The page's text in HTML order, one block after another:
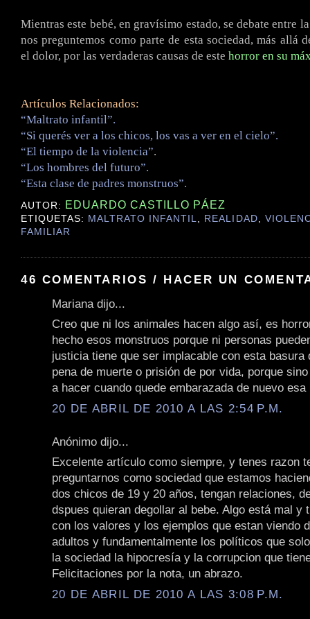
Mientras este bebé, en gravísimo estado, se debate entre
nos preguntemos como parte de esta sociedad, más allá
el dolor, por las verdaderas causas de este horror en su
Artículos Relacionados:
“Maltrato infantil”.
“Si querés ver a los chicos, los vas a ver en el cielo”.
“El tiempo de la violencia”.
“Los hombres del futuro”.
“Esta clase de padres monstruos”.
AUTOR: EDUARDO CASTILLO PÁEZ
ETIQUETAS: MALTRATO INFANTIL, REALIDAD,
FAMILIAR
46 COMENTARIOS / HACER UN
Mariana dijo...
Creo que ni los animales hacen algo así, es
hecho esos monstruos porque ni personas
justicia tiene que ser implacable con esta basura
pena de muerte o prisión de por vida, porque
a hacer cuando quede embarazada de nuevo esa
20 DE ABRIL DE 2010 A LAS 2:54 P.M.
Anónimo dijo...
Excelente artículo como siempre, y tenes razon
preguntarnos como sociedad que estamos
dos chicos de 19 y 20 años, tengan relaciones,
dspues quieran degollar al bebe. Algo está mal y
con los valores y los ejemplos que estan viendo
adultos y fundamentalmente los políticos que
la sociedad la hipocresía y la corrupcion que
Felicitaciones por la nota, un abrazo.
20 DE ABRIL DE 2010 A LAS 3:08 P.M.